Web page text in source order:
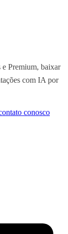
e Premium, baixar
com IA por
conosco